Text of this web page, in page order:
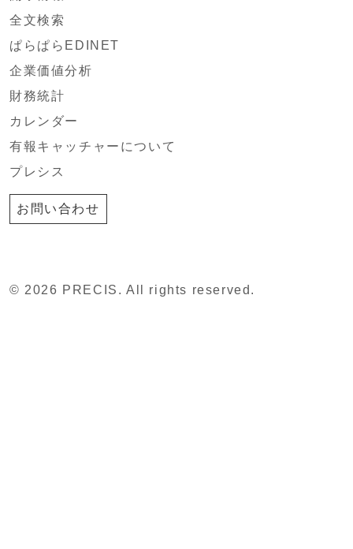
全文検索
ぱらぱらEDINET
企業価値分析
財務統計
カレンダー
有報キャッチャーについて
プレシス
お問い合わせ
© 2026 PRECIS. All rights reserved.